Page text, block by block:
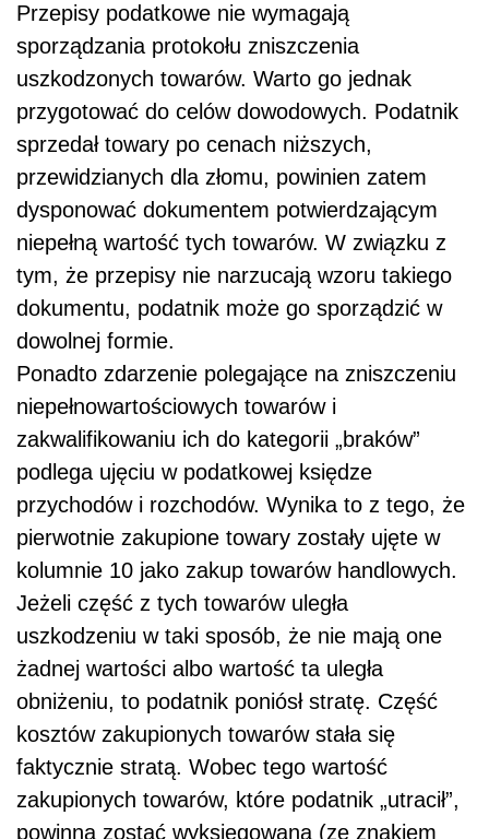
Przepisy podatkowe nie wymagają
sporządzania protokołu zniszczenia
uszkodzonych towarów. Warto go jednak
przygotować do celów dowodowych. Podatnik
sprzedał towary po cenach niższych,
przewidzianych dla złomu, powinien zatem
dysponować dokumentem potwierdzającym
niepełną wartość tych towarów. W związku z
tym, że przepisy nie narzucają wzoru takiego
dokumentu, podatnik może go sporządzić w
dowolnej formie.
Ponadto zdarzenie polegające na zniszczeniu
niepełnowartościowych towarów i
zakwalifikowaniu ich do kategorii „braków”
podlega ujęciu w podatkowej księdze
przychodów i rozchodów. Wynika to z tego, że
pierwotnie zakupione towary zostały ujęte w
kolumnie 10 jako zakup towarów handlowych.
Jeżeli część z tych towarów uległa
uszkodzeniu w taki sposób, że nie mają one
żadnej wartości albo wartość ta uległa
obniżeniu, to podatnik poniósł stratę. Część
kosztów zakupionych towarów stała się
faktycznie stratą. Wobec tego wartość
zakupionych towarów, które podatnik „utracił”,
powinna zostać wyksięgowana (ze znakiem